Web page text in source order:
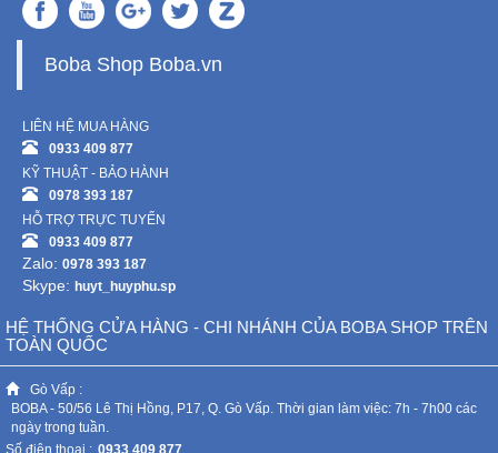
Boba Shop Boba.vn
LIÊN HỆ MUA HÀNG
0933 409 877
KỸ THUẬT - BẢO HÀNH
0978 393 187
HỖ TRỢ TRỰC TUYẾN
0933 409 877
Zalo: 0978 393 187
Skype: huyt_huyphu.sp
HỆ THỐNG CỬA HÀNG - CHI NHÁNH CỦA BOBA SHOP TRÊN
TOÀN QUỐC
Gò Vấp :
BOBA - 50/56 Lê Thị Hồng, P17, Q. Gò Vấp. Thời gian làm việc: 7h - 7h00 các
ngày trong tuần.